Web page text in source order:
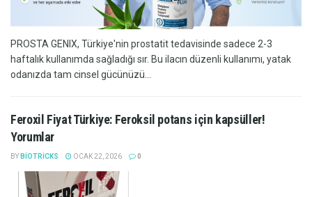
PROSTA GENIX, Türkiye'nin prostatit tedavisinde sadece 2-3
haftalık kullanımda sağladığı sır. Bu ilacın düzenli kullanımı, yatak
odanızda tam cinsel gücünüzü...
Feroxil Fiyat Türkiye: Feroksil potans için kapsüller!
Yorumlar
BY BIOTRICKS OCAK 22, 2026 0